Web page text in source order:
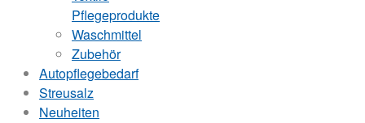
Pflegeprodukte
Waschmittel
Zubehör
Autopflegebedarf
Streusalz
Neuheiten